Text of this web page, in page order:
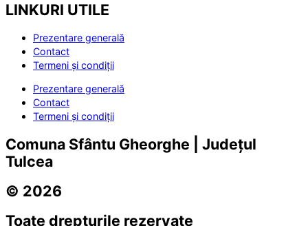
LINKURI UTILE
Prezentare generală
Contact
Termeni și condiții
Prezentare generală
Contact
Termeni și condiții
Comuna Sfântu Gheorghe | Județul
Tulcea
© 2026
Toate drepturile rezervate